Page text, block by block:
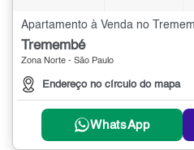
Apartamento à Venda no
Tremembé
Zona Norte - São Paulo
Endereço no círculo do mapa
WhatsApp